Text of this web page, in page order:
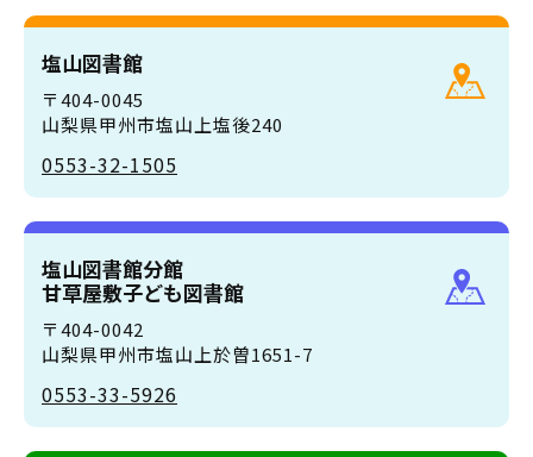
塩山図書館
〒404-0045
山梨県甲州市塩山上塩後240
0553-32-1505
塩山図書館分館
甘草屋敷子ども図書館
〒404-0042
山梨県甲州市塩山上於曽1651-7
0553-33-5926